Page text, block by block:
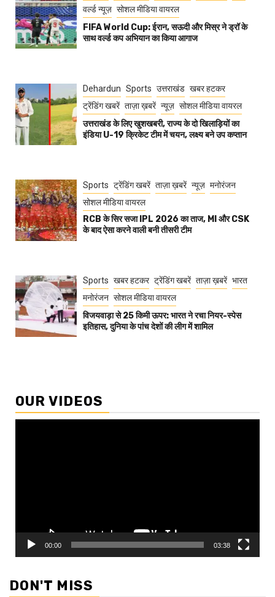
वर्ल्ड न्यूज़ सोशल मीडिया वायरल
FIFA World Cup: ईरान, सऊदी और मिस्र ने ड्रॉ के
साथ वर्ल्ड कप अभियान का किया आगाज
Dehardun Sports उत्तराखंड खबर हटकर
ट्रेंडिंग खबरें ताज़ा ख़बरें न्यूज़ सोशल मीडिया वायरल
उत्तराखंड के लिए खुशखबरी, राज्य के दो खिलाड़ियों का
इंडिया U-19 क्रिकेट टीम में चयन, लक्ष्य बने उप कप्तान
Sports ट्रेंडिंग खबरें ताज़ा ख़बरें न्यूज़ मनोरंजन
सोशल मीडिया वायरल
RCB के सिर सजा IPL 2026 का ताज, MI और CSK
के बाद ऐसा करने वाली बनी तीसरी टीम
Sports खबर हटकर ट्रेंडिंग खबरें ताज़ा ख़बरें भारत
मनोरंजन सोशल मीडिया वायरल
विजयवाड़ा से 25 किमी ऊपर: भारत ने रचा नियर-स्पेस
इतिहास, दुनिया के पांच देशों की लीग में शामिल
OUR VIDEOS
00:00 03:38
DON'T MISS